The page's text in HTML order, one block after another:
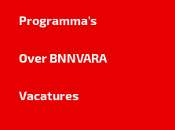
Programma's
Over BNNVARA
Vacatures